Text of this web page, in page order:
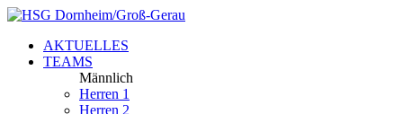
AKTUELLES
TEAMS
Männlich
Herren 1
Herren 2